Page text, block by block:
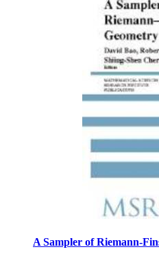
A Sampler of Riemann-